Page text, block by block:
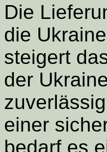
Die
die
steigert
der
einer
bedarf es